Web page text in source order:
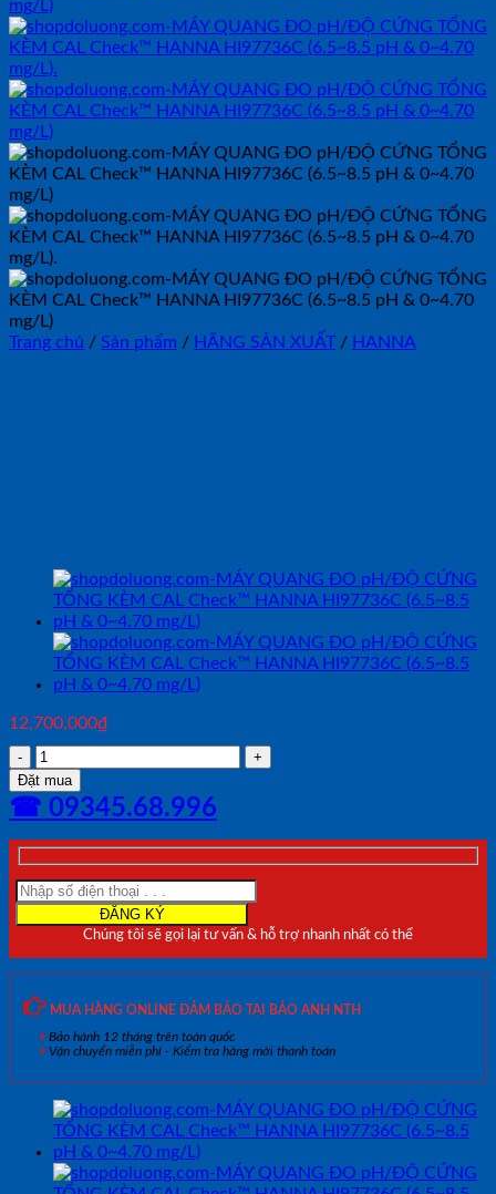
Trang chủ / Sản phẩm / HÃNG SẢN XUẤT / HANNA
12,700,000₫
MÁY
QUANG
ĐO
CANXI
&
MAGIE
KÈM
CAL
Check™
HANNA
400
mg/L)
số
Đặt mua
☎ 09345.68.996
Chúng tôi sẽ gọi lại tư vấn & hỗ trợ nhanh nhất có thể
MUA HÀNG ONLINE ĐẢM BẢO TẠI BẢO ANH NTH
Bảo hành 12 tháng trên toàn quốc
Vận chuyển miễn phí - Kiểm tra hàng mới thanh toán